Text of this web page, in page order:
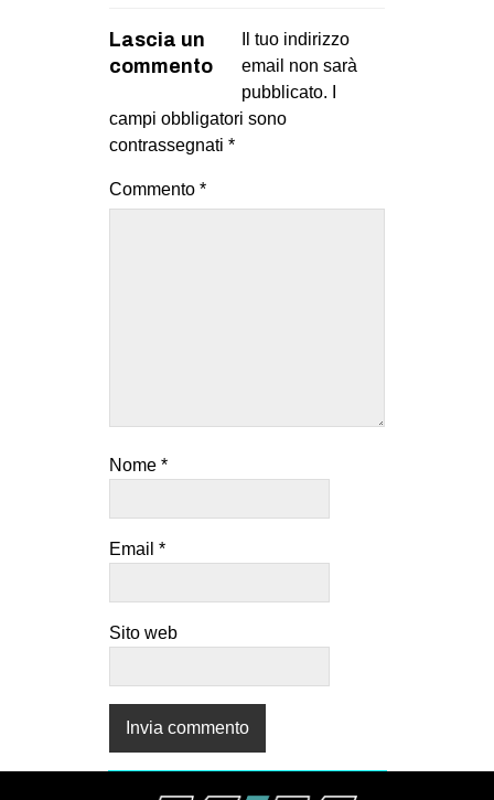
Lascia un
commento
Il tuo indirizzo
email non sarà
pubblicato.
campi obbligatori sono
contrassegnati *
Commento *
Nome *
Email *
Sito web